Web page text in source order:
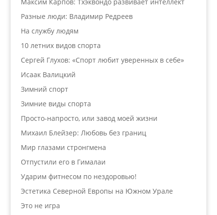
Разные люди: Владимир Редреев
На службу людям
10 летних видов спорта
Сергей Глухов: «Спорт любит уверенных в себе»
Исаак Валицкий
Зимний спорт
Зимние виды спорта
Просто-напросто, или завод моей жизни
Михаил Блейзер: Любовь без границ
Мир глазами стронгмена
Отпустили его в Гималаи
Ударим фитнесом по нездоровью!
Эстетика Северной Европы на Южном Урале
Это не игра